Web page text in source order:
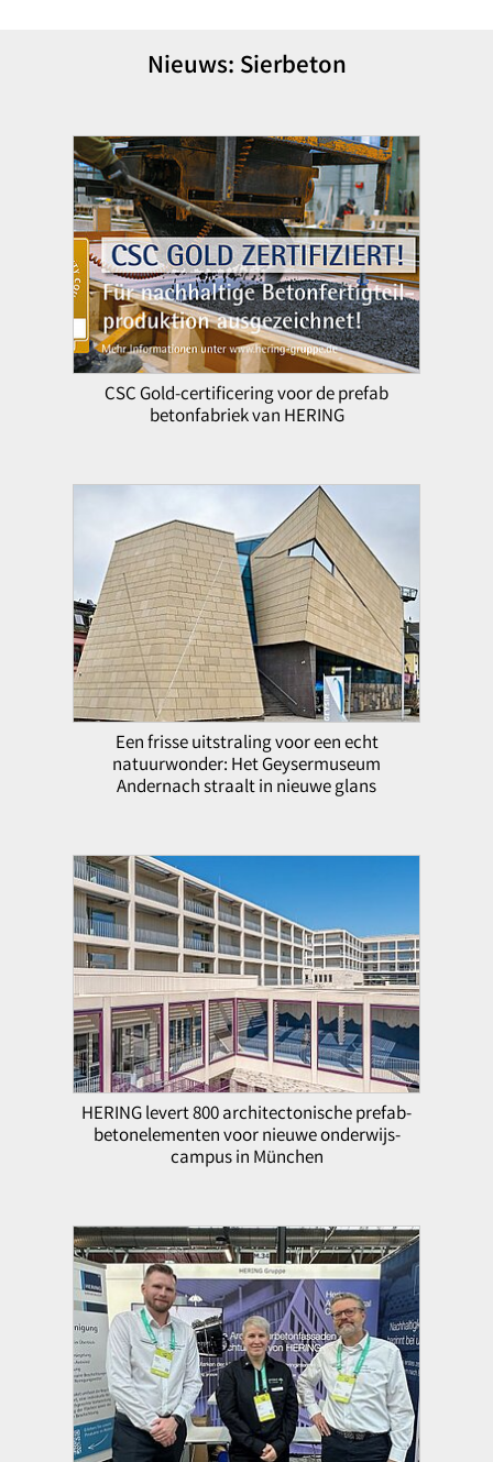
Nieuws: Sierbeton
CSC Gold-certificering voor de prefab
betonfabriek van HERING
Een frisse uitstraling voor een echt
natuurwonder: Het Geysermuseum
Andernach straalt in nieuwe glans
HERING levert 800 architectonische prefab-
betonelementen voor nieuwe onderwijs-
campus in München